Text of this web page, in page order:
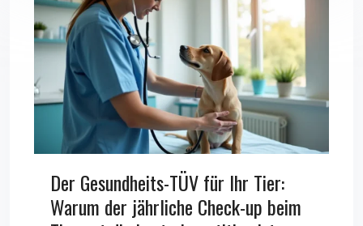
Der Gesundheits-TÜV für Ihr Tier:
Warum der jährliche Check-up beim